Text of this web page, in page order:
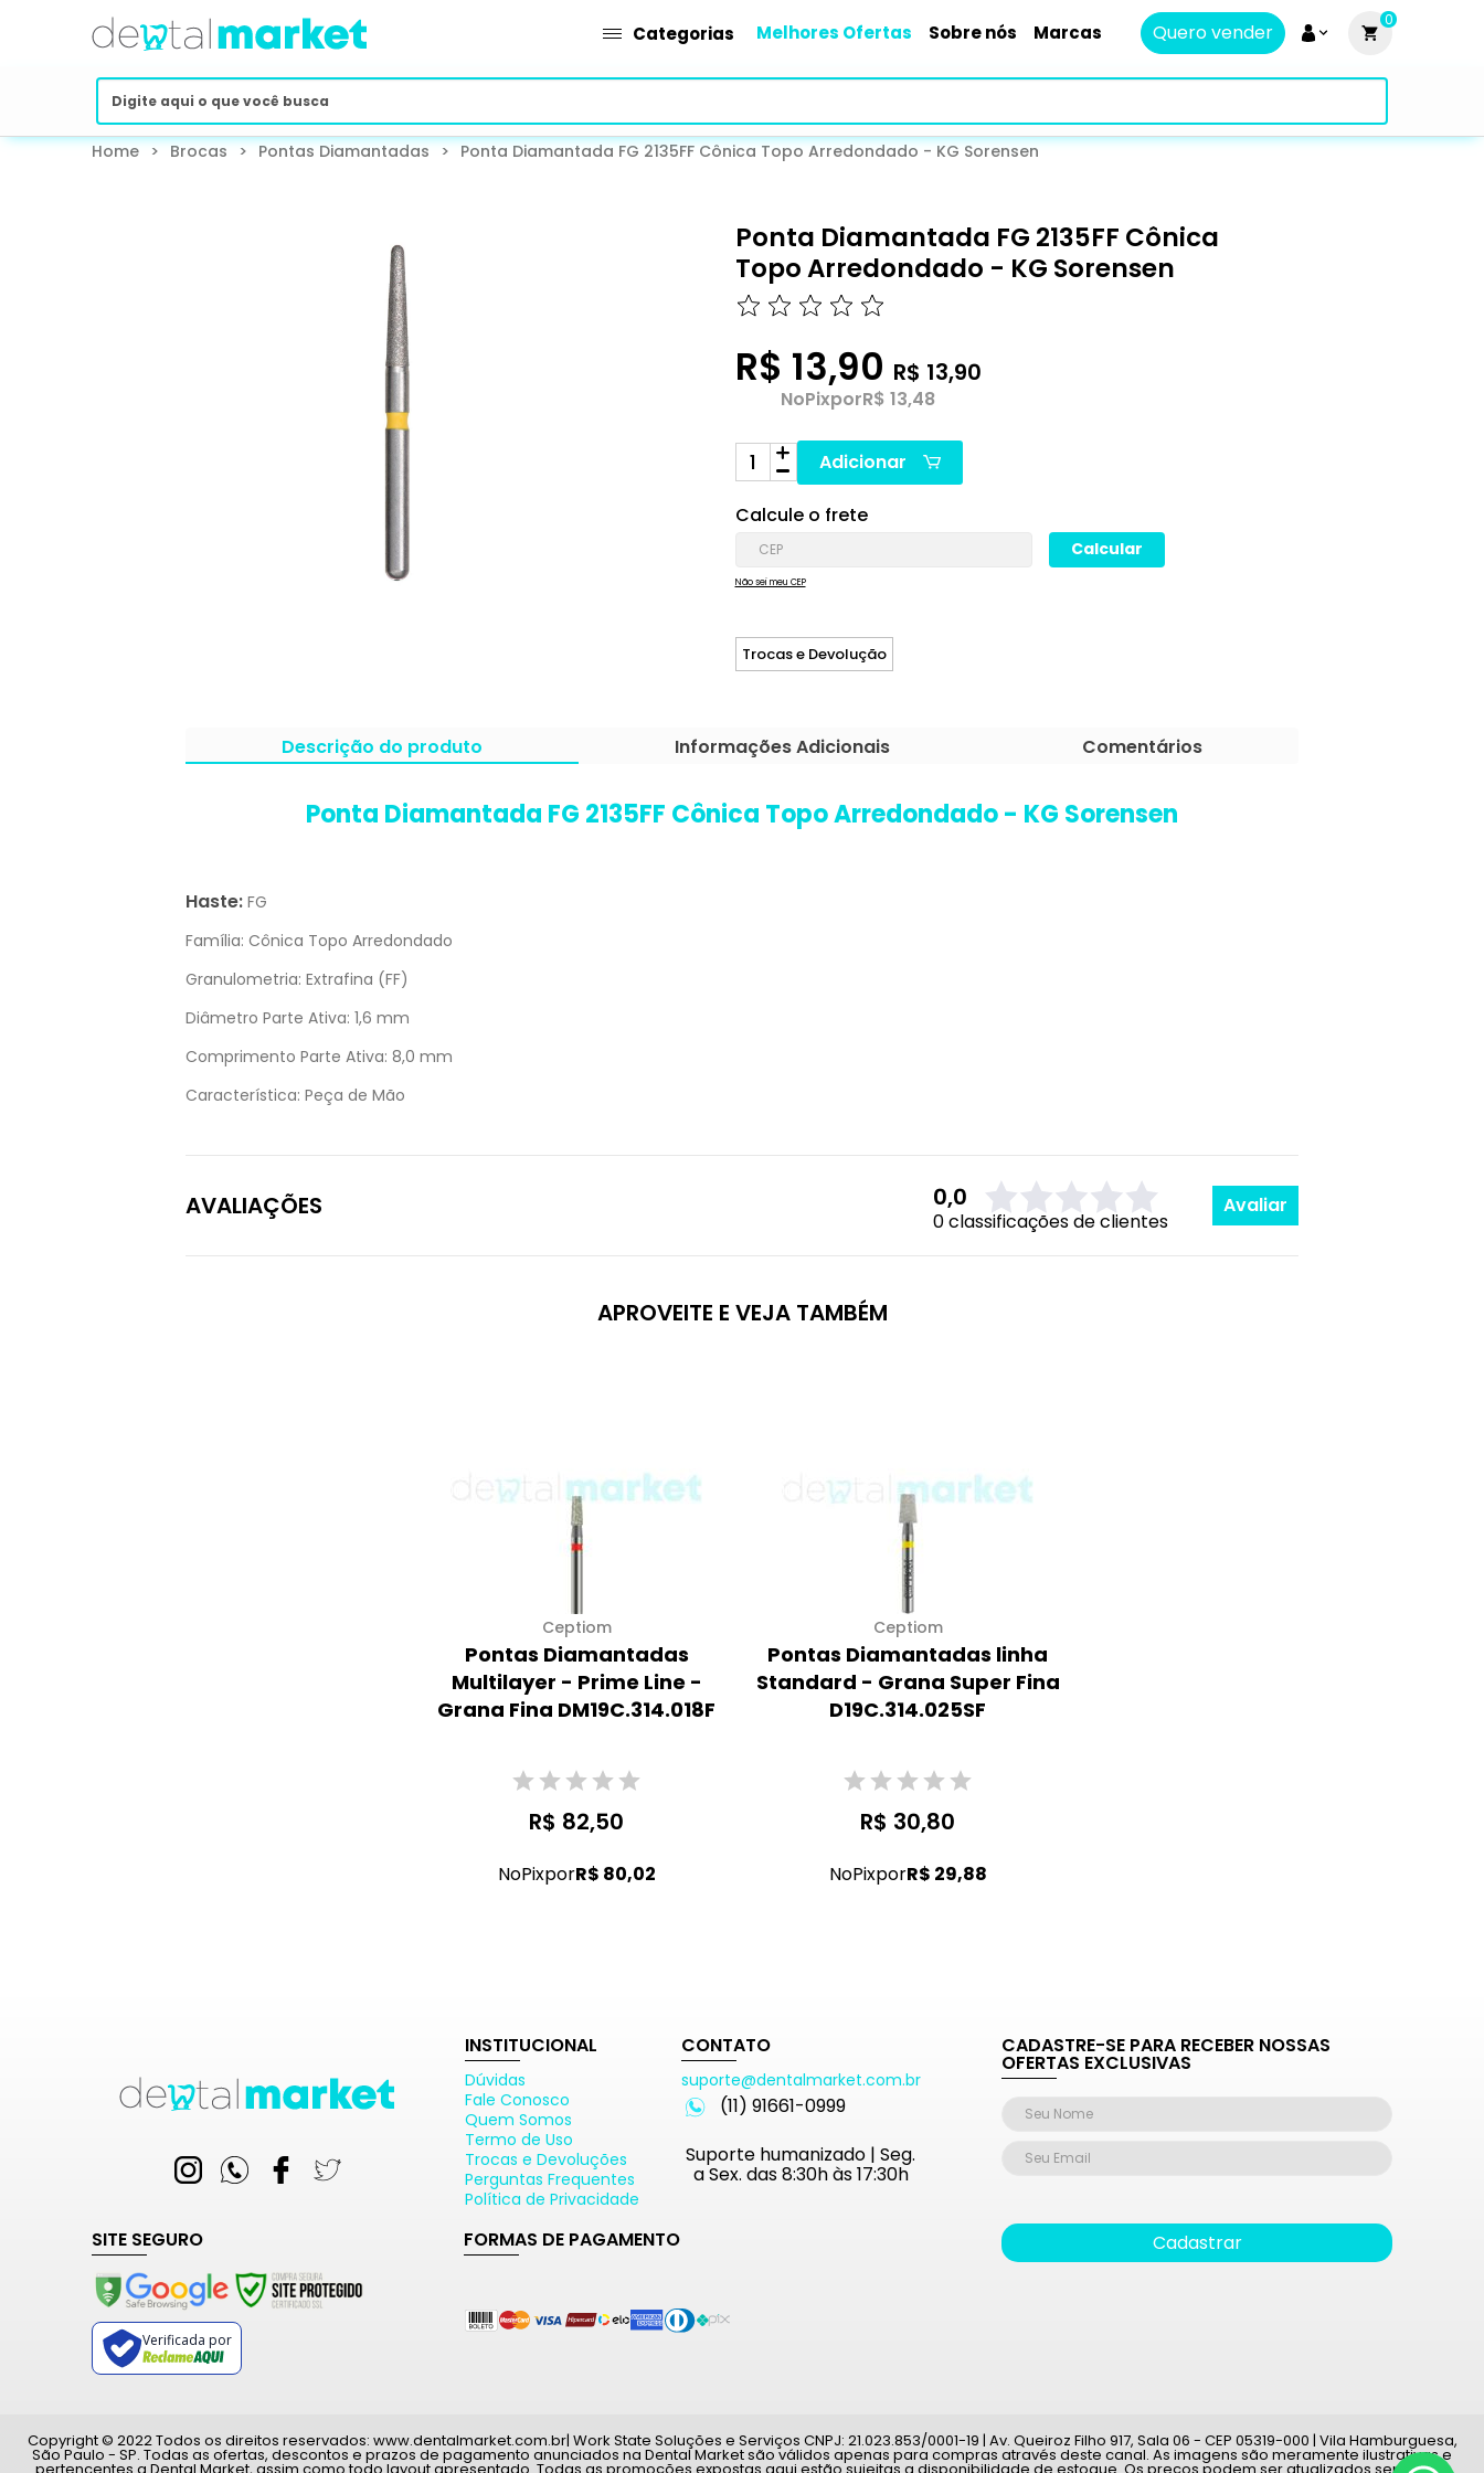
Categorias Melhores Ofertas Sobre nós Marcas Quero vender
0
Home > Brocas > Pontas Diamantadas > Ponta Diamantada FG 2135FF Cônica Topo Arredondado - KG Sorensen
Ponta Diamantada FG 2135FF Cônica
Topo Arredondado - KG Sorensen
R$ 13,90 R$ 13,90
NoPixporR$ 13,48
Adicionar
Calcule o frete
Não sei meu CEP
Trocas e Devolução
Descrição do produto Informações Adicionais Comentários
Ponta Diamantada FG 2135FF Cônica Topo Arredondado - KG Sorensen
Haste: FG
Família: Cônica Topo Arredondado
Granulometria: Extrafina (FF)
Diâmetro Parte Ativa: 1,6 mm
Comprimento Parte Ativa: 8,0 mm
Característica: Peça de Mão
AVALIAÇÕES 0,0
0 classificações de clientes
Avaliar
APROVEITE E VEJA TAMBÉM
Ceptiom
Pontas Diamantadas
Multilayer - Prime Line -
Grana Fina DM19C.314.018F
R$ 82,50
NoPixporR$ 80,02
Ceptiom
Pontas Diamantadas linha
Standard - Grana Super Fina
D19C.314.025SF
R$ 30,80
NoPixporR$ 29,88
INSTITUCIONAL
Dúvidas
Fale Conosco
Quem Somos
Termo de Uso
Trocas e Devoluções
Perguntas Frequentes
Política de Privacidade
CONTATO
suporte@dentalmarket.com.br
(11) 91661-0999
Suporte humanizado | Seg.
a Sex. das 8:30h às 17:30h
SITE SEGURO
Verificada por
FORMAS DE PAGAMENTO
CADASTRE-SE PARA RECEBER NOSSAS
OFERTAS EXCLUSIVAS
Cadastrar
Copyright © 2022 Todos os direitos reservados: www.dentalmarket.com.br| Work State Soluções e Serviços CNPJ: 21.023.853/0001-19 | Av. Queiroz Filho 917, Sala 06 - CEP 05319-000 | Vila Hamburguesa,
São Paulo - SP. Todas as ofertas, descontos e prazos de pagamento anunciados na Dental Market são válidos apenas para compras através deste canal. As imagens são meramente ilustrativas e